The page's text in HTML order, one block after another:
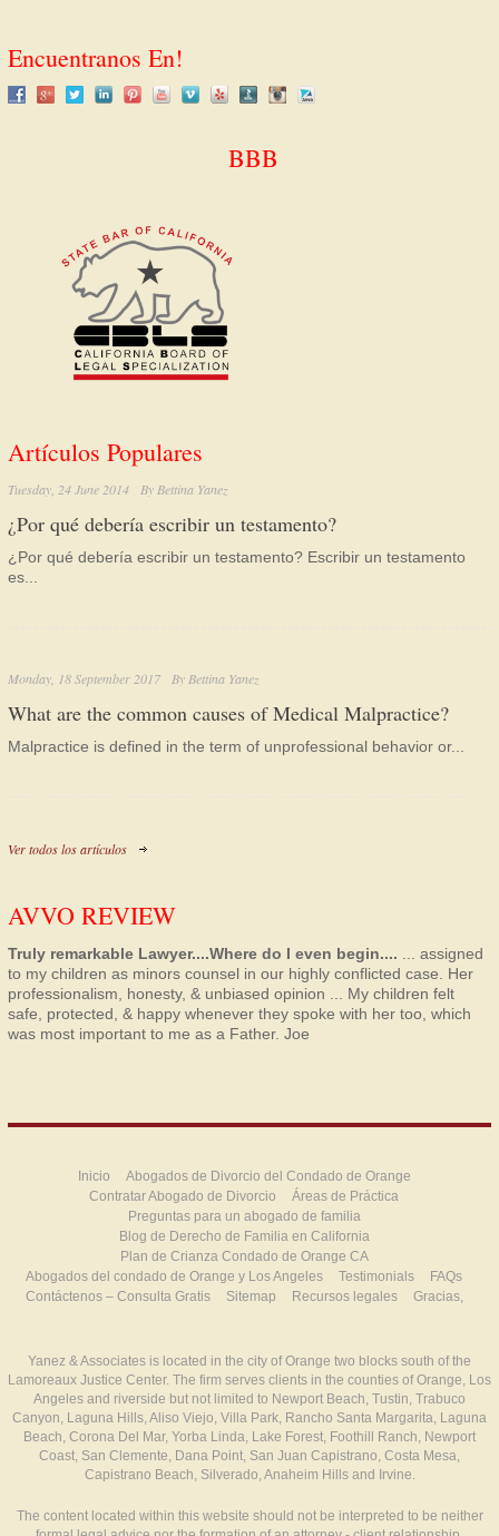
Encuentranos En!
BBB
Artículos Populares
Tuesday, 24 June 2014 By Bettina Yanez
¿Por qué debería escribir un testamento?
¿Por qué debería escribir un testamento? Escribir un testamento
es...
Monday, 18 September 2017 By Bettina Yanez
What are the common causes of Medical Malpractice?
Malpractice is defined in the term of unprofessional behavior or...
Ver todos los artículos
AVVO REVIEW
Truly remarkable Lawyer....Where do I even begin.... ... assigned
to my children as minors counsel in our highly conflicted case. Her
professionalism, honesty, & unbiased opinion ... My children felt
safe, protected, & happy whenever they spoke with her too, which
was most important to me as a Father. Joe
Inicio
Abogados de Divorcio del Condado de Orange
Contratar Abogado de Divorcio
Áreas de Práctica
Preguntas para un abogado de familia
Blog de Derecho de Familia en California
Plan de Crianza Condado de Orange CA
Abogados del condado de Orange y Los Angeles
Testimonials
FAQs
Contáctenos – Consulta Gratis
Sitemap Recursos legales Gracias,
Yanez & Associates is located in the city of Orange two blocks south of the
Lamoreaux Justice Center. The firm serves clients in the counties of Orange, Los
Angeles and riverside but not limited to Newport Beach, Tustin, Trabuco
Canyon, Laguna Hills, Aliso Viejo, Villa Park, Rancho Santa Margarita, Laguna
Beach, Corona Del Mar, Yorba Linda, Lake Forest, Foothill Ranch, Newport
Coast, San Clemente, Dana Point, San Juan Capistrano, Costa Mesa,
Capistrano Beach, Silverado, Anaheim Hills and Irvine.
The content located within this website should not be interpreted to be neither